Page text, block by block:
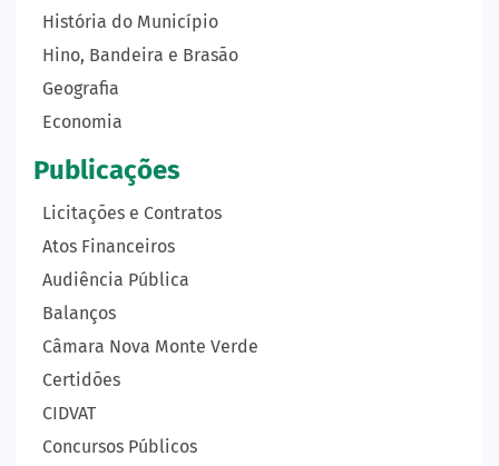
História do Município
Hino, Bandeira e Brasão
Geografia
Economia
Publicações
Licitações e Contratos
Atos Financeiros
Audiência Pública
Balanços
Câmara Nova Monte Verde
Certidões
CIDVAT
Concursos Públicos